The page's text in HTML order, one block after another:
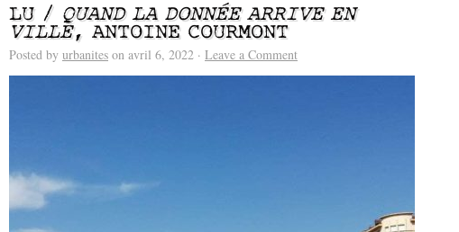
LU / QUAND LA DONNÉE ARRIVE EN
VILLE, ANTOINE COURMONT
Posted by urbanites on avril 6, 2022 · Leave a Comment